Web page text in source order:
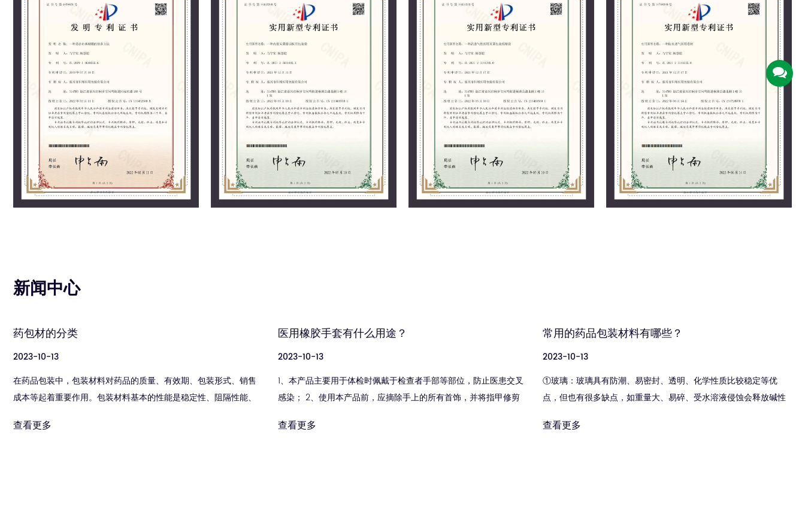
新闻中心
药包材的分类
2023-10-13
在药品包装中，包装材料对药品的质量、有效期、包装形式、销售
成本等起着重要作用。包装材料基本的性能是稳定性、阻隔性能、
料，其次是中、外包装材料。常...
查看更多
医用橡胶手套有什么用途？
2023-10-13
1、本产品主要用于体检时佩戴于检查者手部等部位，防止医患交叉
感染； 2、使用本产品前，应摘除手上的所有首饰，并将指甲修剪
左手还是右手。请选...
查看更多
常用的药品包装材料有哪些？
2023-10-13
①玻璃：玻璃具有防潮、易密封、透明、化学性质比较稳定等优
点，但也有很多缺点，如重量大、易碎、受水溶液侵蚀会释放碱性
瓶必须采用硬质中性玻璃制成。...
查看更多